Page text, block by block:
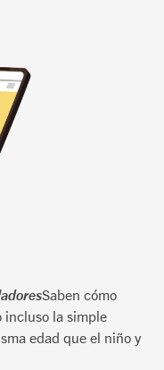
Saben cómo
incluso la simple
edad que el niño y